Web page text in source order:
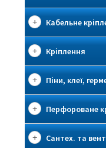
Кабельне
Кріплення
Піни, клеї,
Перфороване
Сантех. та